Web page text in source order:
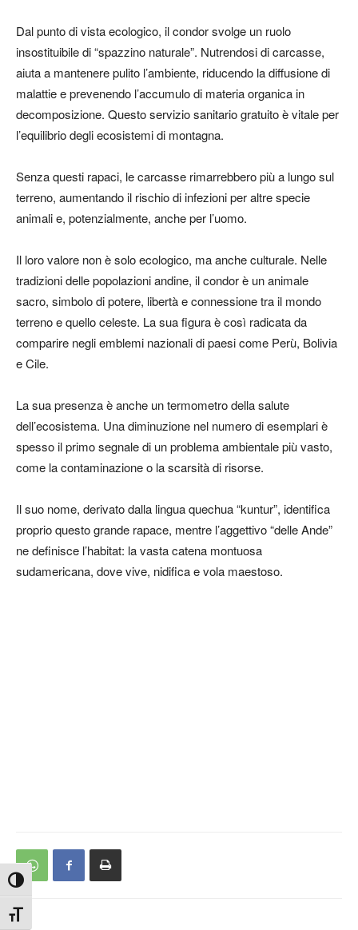
Attiva/disattiva alto contrasto
Attiva/disattiva dimensione testo
Dal punto di vista ecologico, il condor svolge un ruolo
insostituibile di “spazzino naturale”. Nutrendosi di carcasse,
aiuta a mantenere pulito l’ambiente, riducendo la diffusione di
malattie e prevenendo l’accumulo di materia organica in
decomposizione. Questo servizio sanitario gratuito è vitale per
l’equilibrio degli ecosistemi di montagna.
Senza questi rapaci, le carcasse rimarrebbero più a lungo sul
terreno, aumentando il rischio di infezioni per altre specie
animali e, potenzialmente, anche per l’uomo.
Il loro valore non è solo ecologico, ma anche culturale. Nelle
tradizioni delle popolazioni andine, il condor è un animale
sacro, simbolo di potere, libertà e connessione tra il mondo
terreno e quello celeste. La sua figura è così radicata da
comparire negli emblemi nazionali di paesi come Perù, Bolivia
e Cile.
La sua presenza è anche un termometro della salute
dell’ecosistema. Una diminuzione nel numero di esemplari è
spesso il primo segnale di un problema ambientale più vasto,
come la contaminazione o la scarsità di risorse.
Il suo nome, derivato dalla lingua quechua “kuntur”, identifica
proprio questo grande rapace, mentre l’aggettivo “delle Ande”
ne definisce l’habitat: la vasta catena montuosa
sudamericana, dove vive, nidifica e vola maestoso.